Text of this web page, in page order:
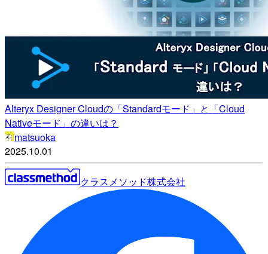
Alteryx Designer Cloudの「Standardモード」と「Cloud
Nativeモード」の違いは？
matsuoka
2025.10.01
クラスメソッド株式会社